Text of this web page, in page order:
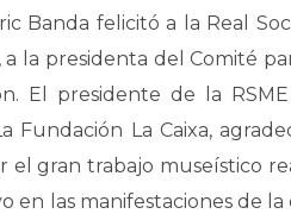
Banda felicitó a la Real
a la presidenta del Comité
El presidente de la
Fundación La Caixa,
el gran trabajo museístico
en las manifestaciones de